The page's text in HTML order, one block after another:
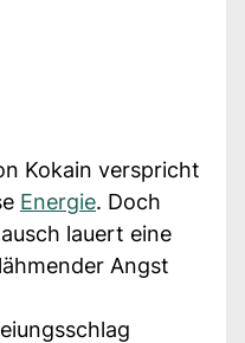
Kokain verspricht
Energie. Doch
lauert eine
Angst